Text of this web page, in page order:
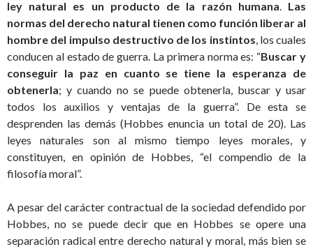
ley natural es un producto de la razón humana. Las
normas del derecho natural tienen como función liberar al
hombre del impulso destructivo de los instintos, los cuales
conducen al estado de guerra. La primera norma es: “Buscar y
conseguir la paz en cuanto se tiene la esperanza de
obtenerla; y cuando no se puede obtenerla, buscar y usar
todos los auxilios y ventajas de la guerra”. De esta se
desprenden las demás (Hobbes enuncia un total de 20). Las
leyes naturales son al mismo tiempo leyes morales, y
constituyen, en opinión de Hobbes, “el compendio de la
filosofía moral”.
A pesar del carácter contractual de la sociedad defendido por
Hobbes, no se puede decir que en Hobbes se opere una
separación radical entre derecho natural y moral, más bien se